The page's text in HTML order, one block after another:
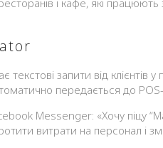
запити від клієнтів у
передається до
Messenger: «Хочу піцу
витрати на персонал і